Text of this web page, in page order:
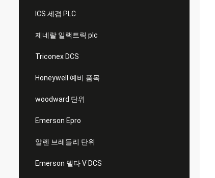
ICS 세겹 PLC
제네랄 일랙트릭 plc
Triconex DCS
Honeywell 예비 품목
woodward 단위
Emerson Epro
알렌 브레들리 단위
Emerson 델타 V DCS